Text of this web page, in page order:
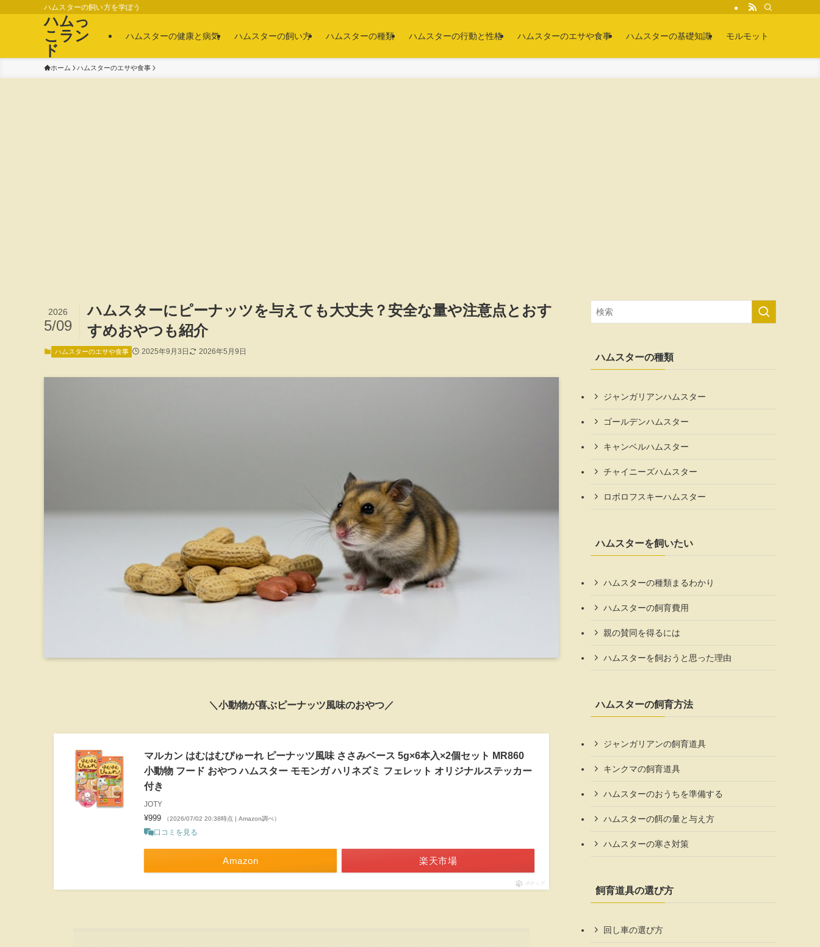
ハムスターの飼い方を学ぼう
ハムっ
こラン
ド
ハムスターの健康と病気 ハムスターの飼い方 ハムスターの種類 ハムスターの行動と性格 ハムスターのエサや食事 ハムスターの基礎知識 モルモット
ホーム ハムスターのエサや食事
ハムスターにピーナッツを与えても大丈夫？安全な量や注意点とおす
すめおやつも紹介
2026
5/09
ハムスターのエサや食事 2025年9月3日 2026年5月9日
＼小動物が喜ぶピーナッツ風味のおやつ／
マルカン はむはむぴゅーれ ピーナッツ風味 ささみベース 5g×6本入×2個セット MR860
小動物 フード おやつ ハムスター モモンガ ハリネズミ フェレット オリジナルステッカー
付き
JOTY
¥999 （2026/07/02 20:38時点 | Amazon調べ）
口コミを見る
Amazon 楽天市場
ポチップ
ハムスターの種類
ジャンガリアンハムスター
ゴールデンハムスター
キャンベルハムスター
チャイニーズハムスター
ロボロフスキーハムスター
ハムスターを飼いたい
ハムスターの種類まるわかり
ハムスターの飼育費用
親の賛同を得るには
ハムスターを飼おうと思った理由
ハムスターの飼育方法
ジャンガリアンの飼育道具
キンクマの飼育道具
ハムスターのおうちを準備する
ハムスターの餌の量と与え方
ハムスターの寒さ対策
飼育道具の選び方
回し車の選び方